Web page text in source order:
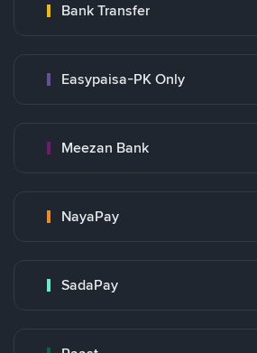
Bank Transfer
Easypaisa-PK Only
Meezan Bank
NayaPay
SadaPay